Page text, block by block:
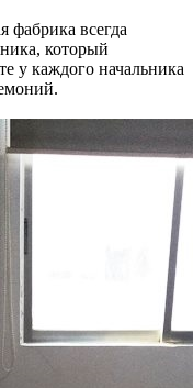
фабрика всегда
который
у каждого начальника